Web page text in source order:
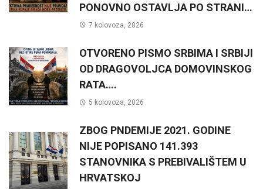
PONOVNO OSTAVLJA PO STRANI…
7 kolovoza, 2026
OTVORENO PISMO SRBIMA I SRBIJI
OD DRAGOVOLJCA DOMOVINSKOG
RATA….
5 kolovoza, 2026
ZBOG PNDEMIJE 2021. GODINE
NIJE POPISANO 141.393
STANOVNIKA S PREBIVALIŠTEM U
HRVATSKOJ